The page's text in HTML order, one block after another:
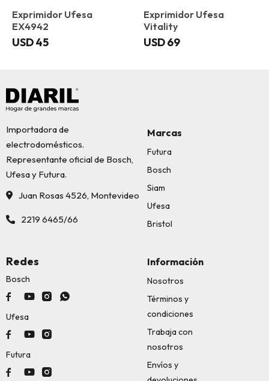
Exprimidor Ufesa
EX4942
USD45
Exprimidor Ufesa
Vitality
USD69
Importadora de
electrodomésticos.
Representante oficial de Bosch,
Ufesa y Futura.
Juan Rosas 4526, Montevideo
2219 6465/66
Marcas
Futura
Bosch
Siam
Ufesa
Bristol
Información
Nosotros
Términos y
condiciones
Trabaja con
nosotros
Envíos y
Redes
Bosch
   
Ufesa
  
Futura
  